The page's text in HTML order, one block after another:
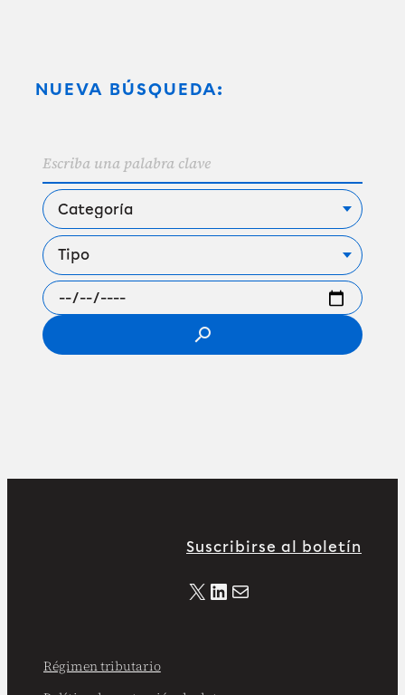
NUEVA BÚSQUEDA:
search
Suscribirse al boletín
X LinkedIn Correo electrónico
Régimen tributario